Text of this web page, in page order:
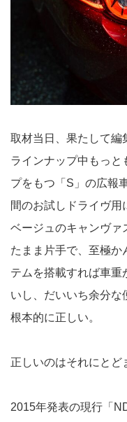
取材当日、果たして編
ラインナップ中もっと
プをもつ「S」の広報
間のお試しドライヴ用
ベージュのキャンヴァ
たまま片手で、至極か
テムを搭載すれば車重
いし、だいいち余分
根本的に正しい。
正しいのはそれにとど
2015年発表の現行「